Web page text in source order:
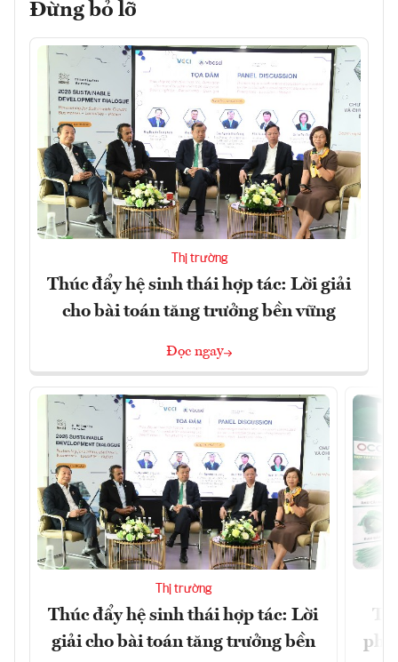
Đừng bỏ lỡ
Thị trường
Thúc đẩy hệ sinh thái hợp tác: Lời giải
cho bài toán tăng trưởng bền vững
Đọc ngay
Thị trường
Thúc đẩy hệ sinh thái hợp tác: Lời
giải cho bài toán tăng trưởng bền